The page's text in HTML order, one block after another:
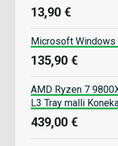
13,90 €
Microsoft
135,90 €
AMD Ryzen 7
L3 Tray malli
439,00 €